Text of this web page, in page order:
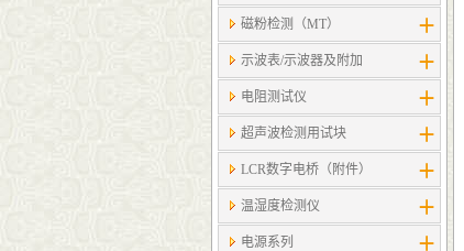
磁粉检测（MT）
示波表/示波器及附加
电阻测试仪
超声波检测用试块
LCR数字电桥（附件）
温湿度检测仪
电源系列